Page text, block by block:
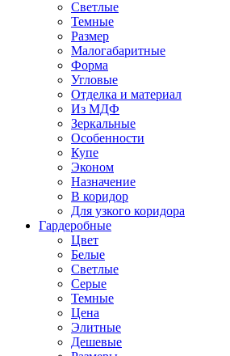
Светлые
Темные
Размер
Малогабаритные
Форма
Угловые
Отделка и материал
Из МДФ
Зеркальные
Особенности
Купе
Эконом
Назначение
В коридор
Для узкого коридора
Гардеробные
Цвет
Белые
Светлые
Серые
Темные
Цена
Элитные
Дешевые